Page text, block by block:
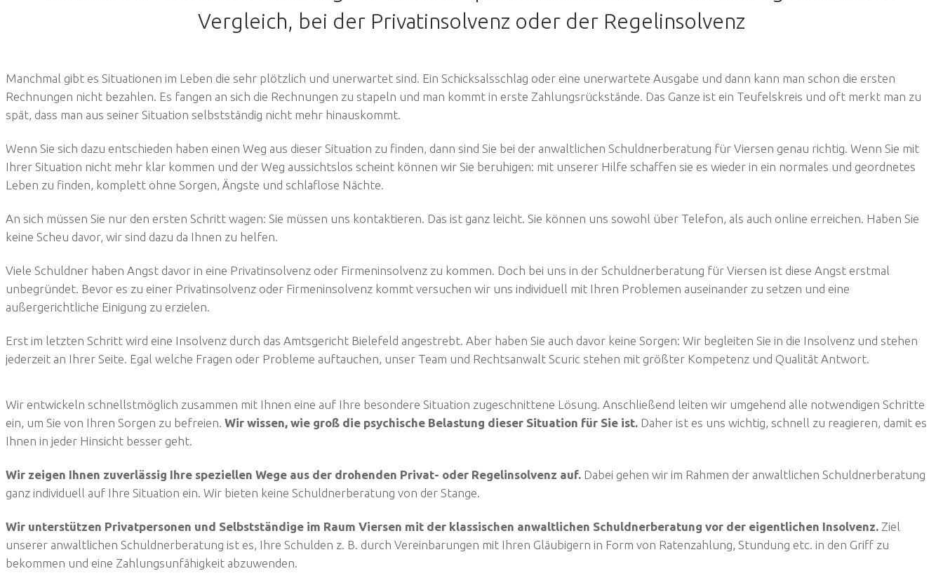
Vergleich, bei der Privatinsolvenz oder der Regelinsolvenz
Manchmal gibt es Situationen im Leben die sehr plötzlich und unerwartet sind. Ein Schicksalsschlag oder eine unerwartete Ausgabe und dann kann man schon die ersten
Rechnungen nicht bezahlen. Es fangen an sich die Rechnungen zu stapeln und man kommt in erste Zahlungsrückstände. Das Ganze ist ein Teufelskreis und oft merkt man zu
spät, dass man aus seiner Situation selbstständig nicht mehr hinauskommt.
Wenn Sie sich dazu entschieden haben einen Weg aus dieser Situation zu finden, dann sind Sie bei der anwaltlichen Schuldnerberatung für Viersen genau richtig. Wenn Sie mit
Ihrer Situation nicht mehr klar kommen und der Weg aussichtslos scheint können wir Sie beruhigen: mit unserer Hilfe schaffen sie es wieder in ein normales und geordnetes
Leben zu finden, komplett ohne Sorgen, Ängste und schlaflose Nächte.
An sich müssen Sie nur den ersten Schritt wagen: Sie müssen uns kontaktieren. Das ist ganz leicht. Sie können uns sowohl über Telefon, als auch online erreichen. Haben Sie
keine Scheu davor, wir sind dazu da Ihnen zu helfen.
Viele Schuldner haben Angst davor in eine Privatinsolvenz oder Firmeninsolvenz zu kommen. Doch bei uns in der Schuldnerberatung für Viersen ist diese Angst erstmal
unbegründet. Bevor es zu einer Privatinsolvenz oder Firmeninsolvenz kommt versuchen wir uns individuell mit Ihren Problemen auseinander zu setzen und eine
außergerichtliche Einigung zu erzielen.
Erst im letzten Schritt wird eine Insolvenz durch das Amtsgericht Bielefeld angestrebt. Aber haben Sie auch davor keine Sorgen: Wir begleiten Sie in die Insolvenz und stehen
jederzeit an Ihrer Seite. Egal welche Fragen oder Probleme auftauchen, unser Team und Rechtsanwalt Scuric stehen mit größter Kompetenz und Qualität Antwort.
Wir entwickeln schnellstmöglich zusammen mit Ihnen eine auf Ihre besondere Situation zugeschnittene Lösung. Anschließend leiten wir umgehend alle notwendigen Schritte
ein, um Sie von Ihren Sorgen zu befreien. Wir wissen, wie groß die psychische Belastung dieser Situation für Sie ist. Daher ist es uns wichtig, schnell zu reagieren, damit es
Ihnen in jeder Hinsicht besser geht.
Wir zeigen Ihnen zuverlässig Ihre speziellen Wege aus der drohenden Privat- oder Regelinsolvenz auf. Dabei gehen wir im Rahmen der anwaltlichen Schuldnerberatung
ganz individuell auf Ihre Situation ein. Wir bieten keine Schuldnerberatung von der Stange.
Wir unterstützen Privatpersonen und Selbstständige im Raum Viersen mit der klassischen anwaltlichen Schuldnerberatung vor der eigentlichen Insolvenz. Ziel
unserer anwaltlichen Schuldnerberatung ist es, Ihre Schulden z. B. durch Vereinbarungen mit Ihren Gläubigern in Form von Ratenzahlung, Stundung etc. in den Griff zu
bekommen und eine Zahlungsunfähigkeit abzuwenden.